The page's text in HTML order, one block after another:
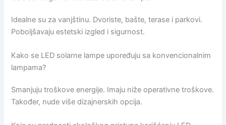
Idealne su za vanjštinu. Dvoriste, bašte, terase i parkovi.
Poboljšavaju estetski izgled i sigurnost.
Kako se LED solarne lampe upoređuju sa konvencionalnim
lampama?
Smanjuju troškove energije. Imaju niže operativne troškove.
Također, nude više dizajnerskih opcija.